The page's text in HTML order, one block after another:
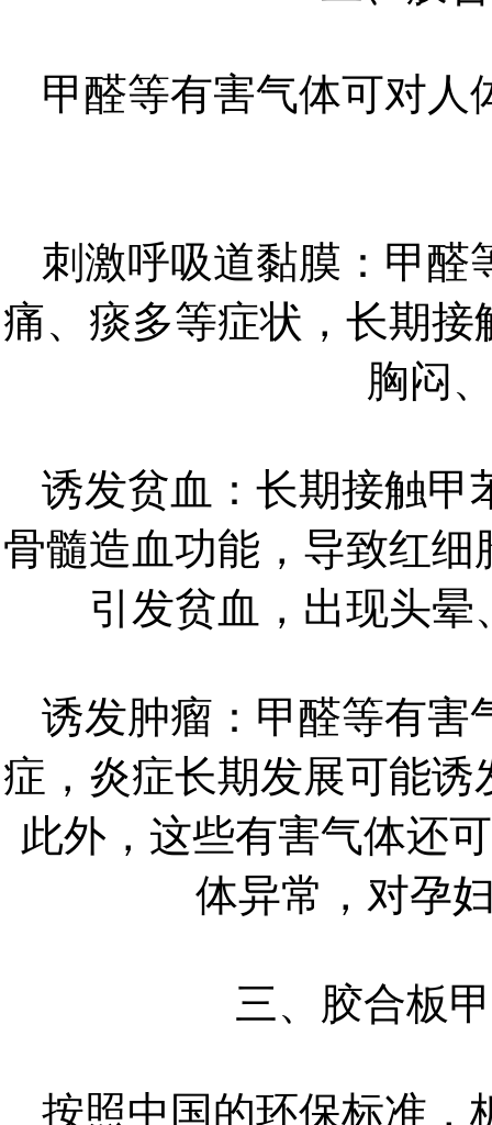
甲醛等有害气体可对人
刺激呼吸道黏膜：甲醛
痛、痰多等症状，长期
胸闷
诱发贫血：长期接触甲
骨髓造血功能，导致红
引发贫血，出现头
诱发肿瘤：甲醛等有害
症，炎症长期发展可能
此外，这些有害气体还
体异常，对孕
三、胶合板
按照中国的环保标准，